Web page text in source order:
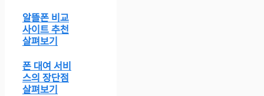
알뜰폰 비교
사이트 추천
살펴보기
폰 대여 서비
스의 장단점
살펴보기